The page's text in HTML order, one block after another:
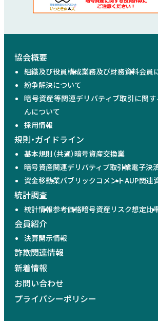
協会概要
組織及び役員構成業務及び財務資料会員
紛争解決について
暗号資産等関連デリバティブ取引に関
んについて
採用情報
規則・ガイドライン
基本規則（共通）暗号資産交換業
暗号資産関連デリバティブ取引業電子決
資金移動業パブリックコメントAUP関連
統計調査
統計情報参考価格暗号資産リスク想定比
会員紹介
決算開示情報
詐欺関連情報
新着情報
お問い合わせ
プライバシーポリシー